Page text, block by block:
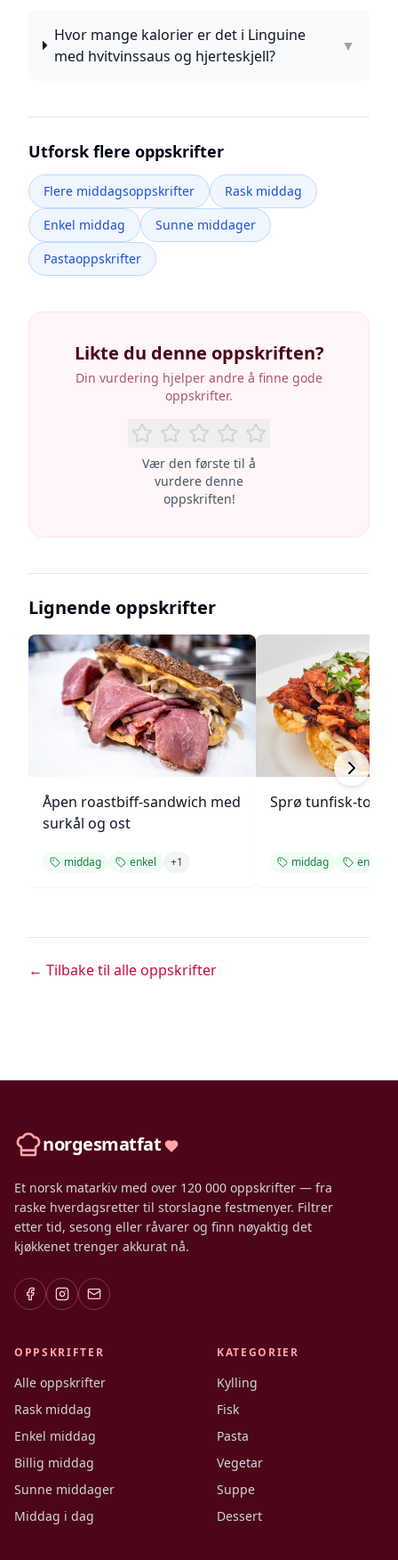
Hvor mange kalorier er det i Linguine
med hvitvinssaus og hjerteskjell?
▼
Utforsk flere oppskrifter
Flere middagsoppskrifter
Rask middag
Enkel middag
Sunne middager
Pastaoppskrifter
Likte du denne oppskriften?
Din vurdering hjelper andre å finne gode
oppskrifter.
Vær den første til å
vurdere denne
oppskriften!
Lignende oppskrifter
Åpen roastbiff-sandwich med
surkål og ost
middag enkel +1
Sprø tunfisk-
middag enkel
← Tilbake til alle oppskrifter
norgesmatfat
Et norsk matarkiv med over 120 000 oppskrifter — fra
raske hverdagsretter til storslagne festmenyer. Filtrer
etter tid, sesong eller råvarer og finn nøyaktig det
kjøkkenet trenger akkurat nå.
OPPSKRIFTER
Alle oppskrifter
Rask middag
Enkel middag
Billig middag
Sunne middager
Middag i dag
KATEGORIER
Kylling
Fisk
Pasta
Vegetar
Suppe
Dessert